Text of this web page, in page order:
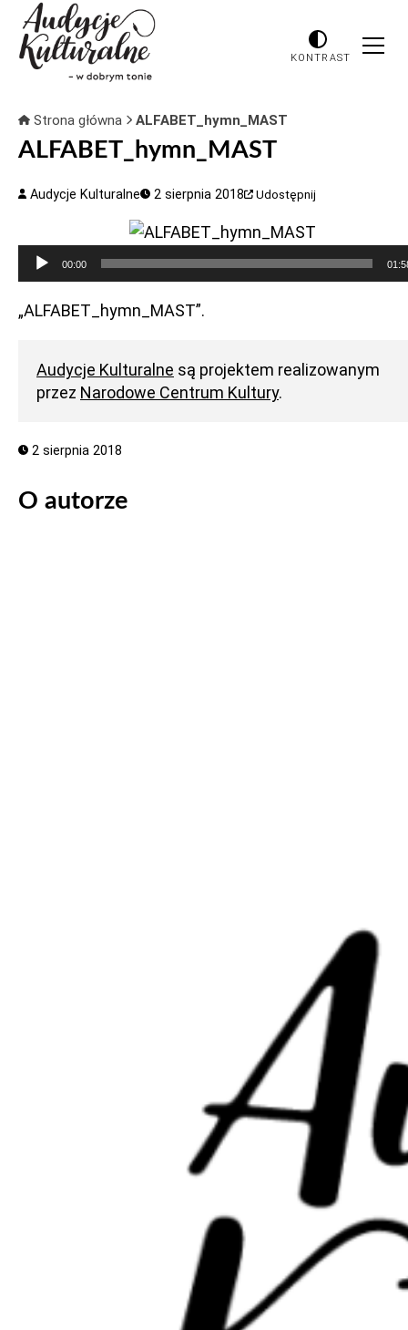
KONTRAST
Strona główna ALFABET_hymn_MAST
ALFABET_hymn_MAST
Audycje Kulturalne 2 sierpnia 2018 Udostępnij
Odtwarzacz
plików
dźwiękowych
00:00
„ALFABET_hymn_MAST”.
Audycje Kulturalne są projektem realizowanym
przez Narodowe Centrum Kultury.
2 sierpnia 2018
O autorze